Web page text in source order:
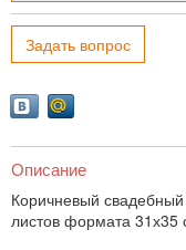
Задать вопрос
Описание
Коричневый
листов формата 31х35